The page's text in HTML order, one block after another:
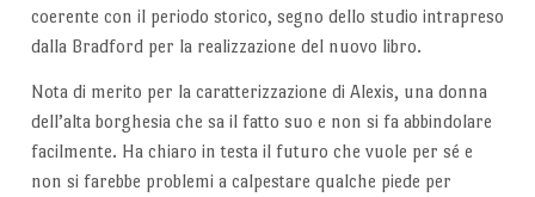
coerente con il periodo storico, segno dello studio intrapreso
dalla Bradford per la realizzazione del nuovo libro.
Nota di merito per la caratterizzazione di Alexis, una donna
dell’alta borghesia che sa il fatto suo e non si fa abbindolare
facilmente. Ha chiaro in testa il futuro che vuole per sé e
non si farebbe problemi a calpestare qualche piede per